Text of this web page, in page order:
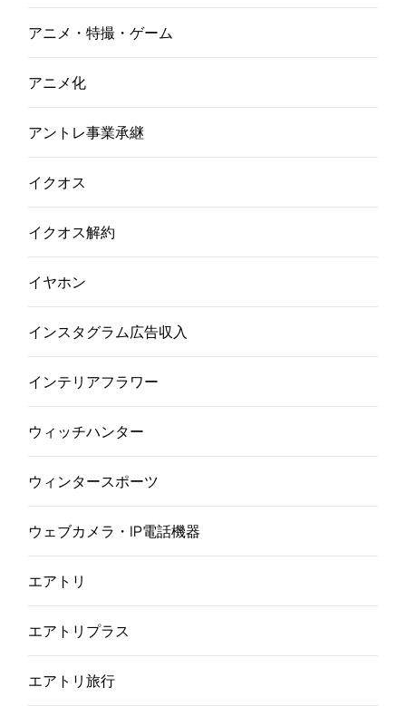
アニメ・特撮・ゲーム
アニメ化
アントレ事業承継
イクオス
イクオス解約
イヤホン
インスタグラム広告収入
インテリアフラワー
ウィッチハンター
ウィンタースポーツ
ウェブカメラ・IP電話機器
エアトリ
エアトリプラス
エアトリ旅行